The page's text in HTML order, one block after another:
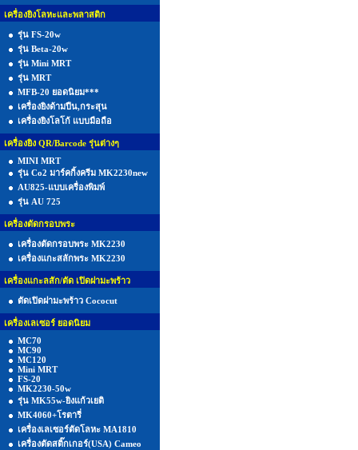
เครื่องยิงโลหะและพลาสติก
รุ่น FS-20w
รุ่น Beta-20w
รุ่น Mini MRT
รุ่น MRT
MFB-20 ยอดนิยม***
เครื่องยิงด้ามปืน,กระสุน
เครื่องยิงโลโก้ แบบมือถือ
เครื่องยิง QR/Barcode รุ่นต่างๆ
MINI MRT
รุ่น Co2 มาร์คกิ้งครีม MK2230new
AU825-แบบเครื่องพิมพ์
รุ่น AU 725
เครื่องตัดกรอบพระ
เครื่องตัดกรอบพระ MK2230
เครื่องแกะสลักพระ MK2230
เครื่องแกะลสัก/ตัด เปิดฝามะพร้าว
ตัดเปิดฝามะพร้าว Cococut
เครื่องเลเซอร์ ยอดนิยม
MC70
MC90
MC120
Mini MRT
FS-20
MK2230-50w
รุ่น MK55w-ยิงแก้วเยติ
MK4060+โรตารี่
เครื่องเลเซอร์ตัดโลหะ MA1810
เครื่องตัดสติ๊กเกอร์(USA) Cameo